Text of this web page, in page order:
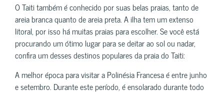
O Taiti também é conhecido por suas belas praias, tanto de
areia branca quanto de areia preta. A ilha tem um extenso
litoral, por isso há muitas praias para escolher. Se você está
procurando um ótimo lugar para se deitar ao sol ou nadar,
confira um desses destinos populares da praia do Taiti:
A melhor época para visitar a Polinésia Francesa é entre junho
e setembro. Durante este período, é ensolarado durante todo